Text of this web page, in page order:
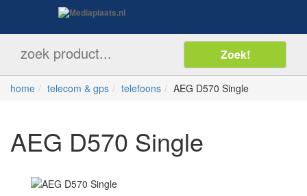
home telecom & gps telefoons AEG D570 Single
AEG D570 Single